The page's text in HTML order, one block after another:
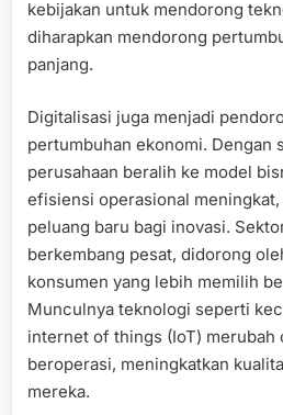
kebijakan untuk mendorong
diharapkan mendorong
panjang.
Digitalisasi juga menjadi
pertumbuhan ekonomi. Dengan
perusahaan beralih ke model
efisiensi operasional
peluang baru bagi inovasi.
berkembang pesat, didorong
konsumen yang lebih memilih
Munculnya teknologi seperti
internet of things (IoT) merubah
beroperasi, meningkatkan
mereka.